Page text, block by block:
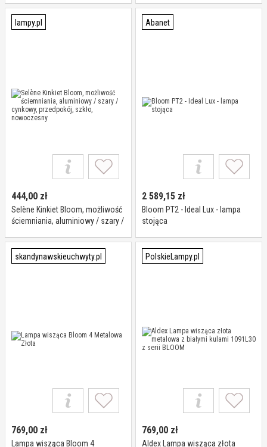
lampy.pl
444,00 zł
Selène Kinkiet Bloom, możliwość
ściemniania, aluminiowy / szary /
nowoczesny
Abanet
2 589,15 zł
Bloom PT2 - Ideal Lux - lampa
stojąca
skandynawskieuchwyty.pl
769,00 zł
Lampa wisząca Bloom 4
PolskieLampy.pl
769,00 zł
Aldex Lampa wisząca złota